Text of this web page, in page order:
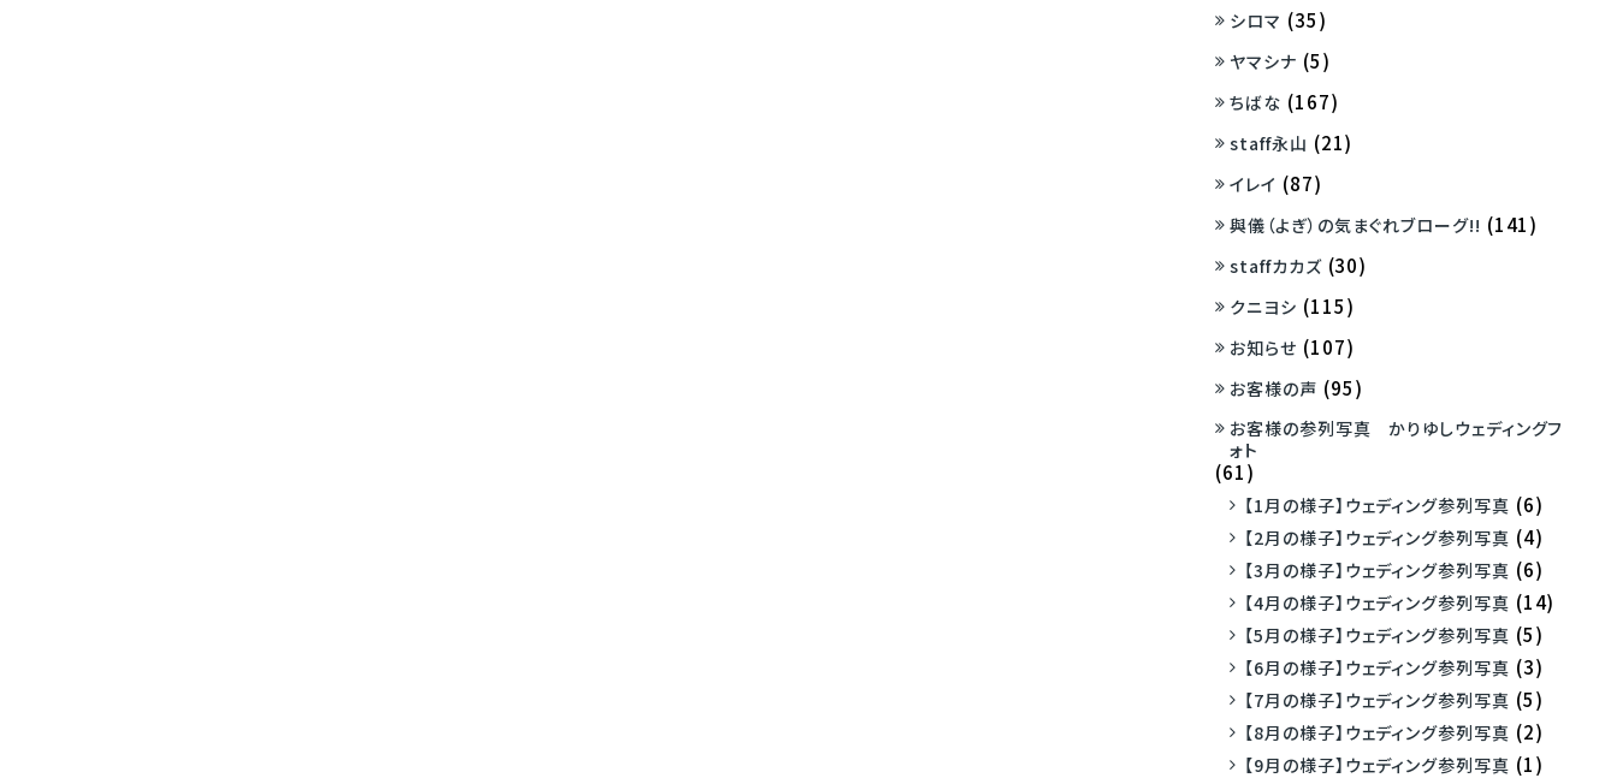
シロマ (35)
ヤマシナ (5)
ちばな (167)
staff永山 (21)
イレイ (87)
與儀（よぎ）の気まぐれブローグ!! (141)
staffカカズ (30)
クニヨシ (115)
お知らせ (107)
お客様の声 (95)
お客様の参列写真 かりゆしウェディングフ
ォト
(61)
【1月の様子】ウェディング参列写真 (6)
【2月の様子】ウェディング参列写真 (4)
【3月の様子】ウェディング参列写真 (6)
【4月の様子】ウェディング参列写真 (14)
【5月の様子】ウェディング参列写真 (5)
【6月の様子】ウェディング参列写真 (3)
【7月の様子】ウェディング参列写真 (5)
【8月の様子】ウェディング参列写真 (2)
【9月の様子】ウェディング参列写真 (1)